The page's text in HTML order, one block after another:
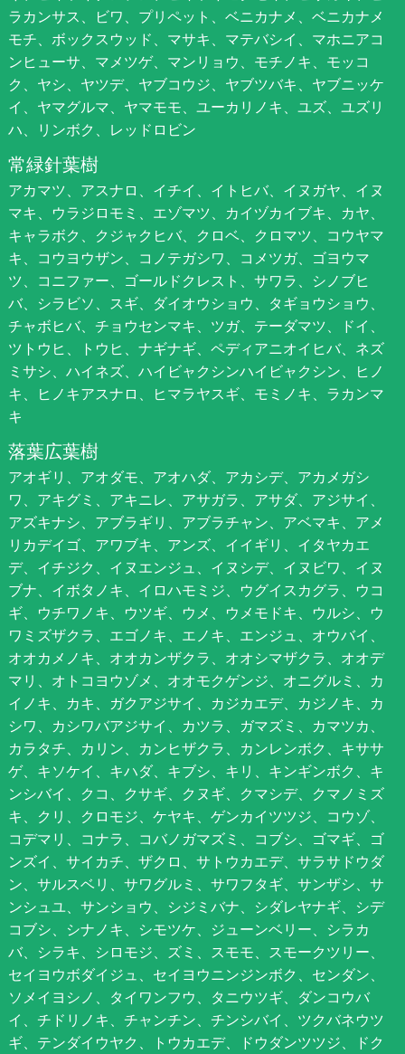
ラカンサス、ビワ、プリペット、ベニカナメ、ベニカナメ
モチ、ボックスウッド、マサキ、マテバシイ、マホニアコ
ンヒューサ、マメツゲ、マンリョウ、モチノキ、モッコ
ク、ヤシ、ヤツデ、ヤブコウジ、ヤブツバキ、ヤブニッケ
イ、ヤマグルマ、ヤマモモ、ユーカリノキ、ユズ、ユズリ
ハ、リンボク、レッドロビン
常緑針葉樹
アカマツ、アスナロ、イチイ、イトヒバ、イヌガヤ、イヌ
マキ、ウラジロモミ、エゾマツ、カイヅカイブキ、カヤ、
キャラボク、クジャクヒバ、クロベ、クロマツ、コウヤマ
キ、コウヨウザン、コノテガシワ、コメツガ、ゴヨウマ
ツ、コニファー、ゴールドクレスト、サワラ、シノブヒ
バ、シラビソ、スギ、ダイオウショウ、タギョウショウ、
チャボヒバ、チョウセンマキ、ツガ、テーダマツ、ドイ、
ツトウヒ、トウヒ、ナギナギ、ペディアニオイヒバ、ネズ
ミサシ、ハイネズ、ハイビャクシンハイビャクシン、ヒノ
キ、ヒノキアスナロ、ヒマラヤスギ、モミノキ、ラカンマ
キ
落葉広葉樹
アオギリ、アオダモ、アオハダ、アカシデ、アカメガシ
ワ、アキグミ、アキニレ、アサガラ、アサダ、アジサイ、
アズキナシ、アブラギリ、アブラチャン、アベマキ、アメ
リカデイゴ、アワブキ、アンズ、イイギリ、イタヤカエ
デ、イチジク、イヌエンジュ、イヌシデ、イヌビワ、イヌ
ブナ、イボタノキ、イロハモミジ、ウグイスカグラ、ウコ
ギ、ウチワノキ、ウツギ、ウメ、ウメモドキ、ウルシ、ウ
ワミズザクラ、エゴノキ、エノキ、エンジュ、オウバイ、
オオカメノキ、オオカンザクラ、オオシマザクラ、オオデ
マリ、オトコヨウゾメ、オオモクゲンジ、オニグルミ、カ
イノキ、カキ、ガクアジサイ、カジカエデ、カジノキ、カ
シワ、カシワバアジサイ、カツラ、ガマズミ、カマツカ、
カラタチ、カリン、カンヒザクラ、カンレンボク、キササ
ゲ、キソケイ、キハダ、キブシ、キリ、キンギンボク、キ
ンシバイ、クコ、クサギ、クヌギ、クマシデ、クマノミズ
キ、クリ、クロモジ、ケヤキ、ゲンカイツツジ、コウゾ、
コデマリ、コナラ、コバノガマズミ、コブシ、ゴマギ、ゴ
ンズイ、サイカチ、ザクロ、サトウカエデ、サラサドウダ
ン、サルスベリ、サワグルミ、サワフタギ、サンザシ、サ
ンシュユ、サンショウ、シジミバナ、シダレヤナギ、シデ
コブシ、シナノキ、シモツケ、ジューンベリー、シラカ
バ、シラキ、シロモジ、ズミ、スモモ、スモークツリー、
セイヨウボダイジュ、セイヨウニンジンボク、センダン、
ソメイヨシノ、タイワンフウ、タニウツギ、ダンコウバ
イ、チドリノキ、チャンチン、チンシバイ、ツクバネウツ
ギ、テンダイウヤク、トウカエデ、ドウダンツツジ、ドク